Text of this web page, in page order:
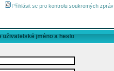
Přihlásit se pro kontrolu soukromých zpráv
uživatelské jméno a heslo